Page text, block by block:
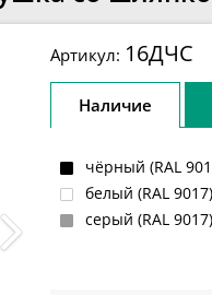
Артикул: 16ДЧС
Наличие
чёрный (RAL
белый (RAL 9017)
серый (RAL 9017)